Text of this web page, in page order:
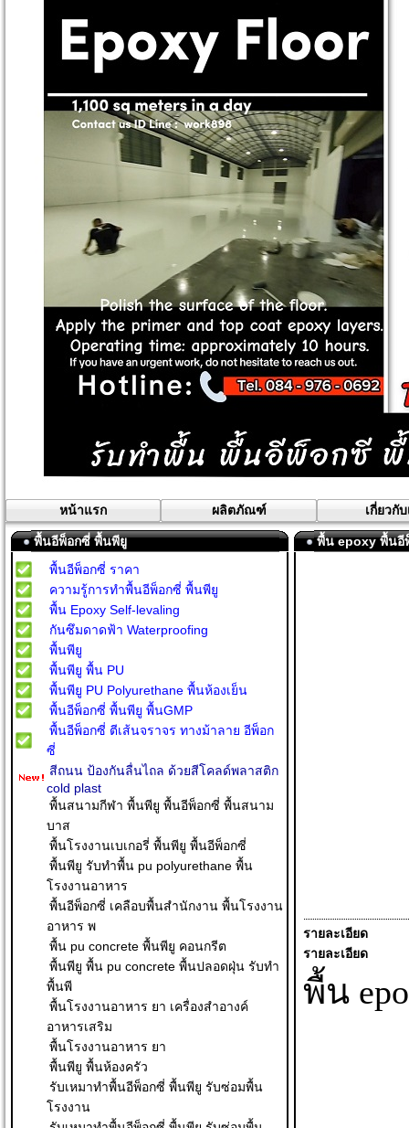
หน้าแรก ผลิตภัณฑ์ เกี่ยวกับ
พื้นอีพ็อกซี่ พื้นพียู
พื้นอีพ็อกซี่ ราคา
ความรู้การทำพื้นอีพ็อกซี่ พื้นพียู
พื้น Epoxy Self-levaling
กันซึมดาดฟ้า Waterproofing
พื้นพียู
พื้นพียู พื้น PU
พื้นพียู PU Polyurethane พื้นห้องเย็น
พื้นอีพ็อกซี่ พื้นพียู พื้นGMP
พื้นอีพ็อกซี่ ตีเส้นจราจร ทางม้าลาย อีพ็อก
ซี่
สีถนน ป้องกันลื่นไถล ด้วยสีโคลด์พลาสติก
cold plast
พื้นสนามกีฬา พื้นพียู พื้นอีพ็อกซี่ พื้นสนาม
บาส
พื้นโรงงานเบเกอรี่ พื้นพียู พื้นอีพ็อกซี่
พื้นพียู รับทำพื้น pu polyurethane พื้น
โรงงานอาหาร
พื้นอีพ็อกซี่ เคลือบพื้นสำนักงาน พื้นโรงงาน
อาหาร พ
พื้น pu concrete พื้นพียู คอนกรีต
พื้นพียู พื้น pu concrete พื้นปลอดฝุ่น รับทำ
พื้นพี
พื้นโรงงานอาหาร ยา เครื่องสำอางค์
อาหารเสริม
พื้นโรงงานอาหาร ยา
พื้นพียู พื้นห้องครัว
รับเหมาทำพื้นอีพ็อกซี่ พื้นพียู รับซ่อมพื้น
โรงงาน
พื้น epoxy พื้นอี
รายละเอียด
รายละเอียด
พื้น